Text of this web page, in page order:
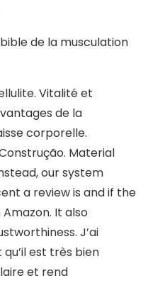
Vitalité et
de la
corporelle.
Material
our system
a review is and if the
It also
J’ai
est très bien
et rend